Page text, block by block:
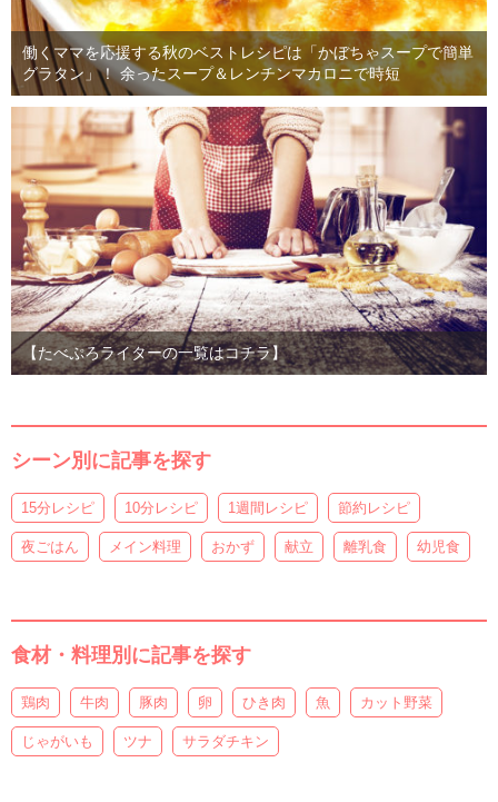
働くママを応援する秋のベストレシピは「かぼちゃスープで簡単
グラタン」！ 余ったスープ＆レンチンマカロニで時短
【たべぷろライターの一覧はコチラ】
シーン別に記事を探す
15分レシピ 10分レシピ 1週間レシピ 節約レシピ
夜ごはん メイン料理 おかず 献立 離乳食 幼児食
食材・料理別に記事を探す
鶏肉 牛肉 豚肉 卵 ひき肉 魚 カット野菜
じゃがいも ツナ サラダチキン